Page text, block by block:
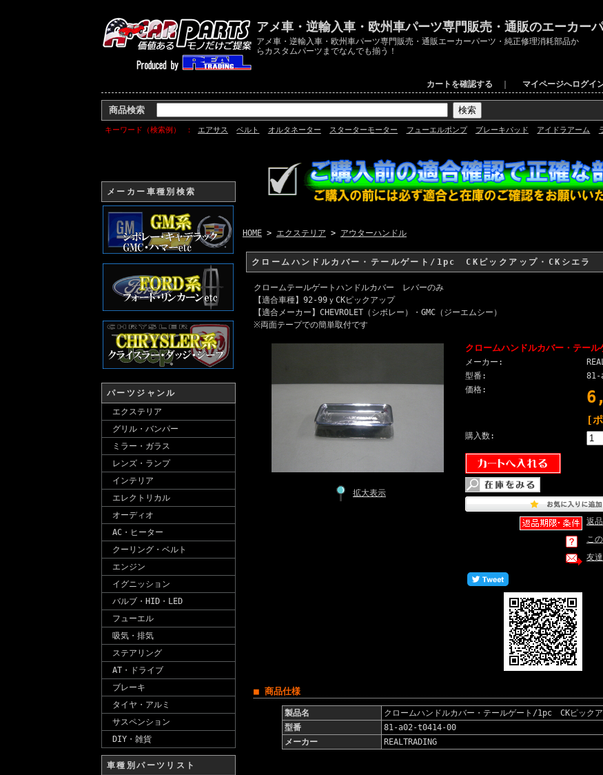
アメ車・逆輸入車・欧州車パーツ専門販売・通販のエーカー
アメ車・逆輸入車・欧州車パーツ専門販売・通販エーカーパーツ・純正修理消耗部品か
らカスタムパーツまでなんでも揃う！
カートを確認する マイページへログイ
商品検索
キーワード（検索例） エアサス ベルト オルタネーター スターターモーター フューエルポンプ ブレーキパッド アイドラアーム
メーカー車種別検索
パーツジャンル
エクステリア
グリル・バンパー
ミラー・ガラス
レンズ・ランプ
インテリア
エレクトリカル
オーディオ
AC・ヒーター
クーリング・ベルト
エンジン
イグニッション
バルブ・HID・LED
フューエル
吸気・排気
ステアリング
AT・ドライブ
ブレーキ
タイヤ・アルミ
サスペンション
DIY・雑貨
車種別パーツリスト
HOME > エクステリア > アウターハンドル
クロームハンドルカバー・テールゲート/1pc CKピックアップ・CKシエラ
クロームテールゲートハンドルカバー レバーのみ
【適合車種】92-99ｙCKピックアップ
【適合メーカー】CHEVROLET（シボレー）・GMC（ジーエムシー）
※両面テープでの簡単取付です
拡大表示
クロームハンドルカバー・テー
メーカー:
型番:
81-
価格:
[
購入数:
返
こ
友
■ 商品仕様
製品名
クロームハンドルカバー・テールゲート/1pc CKピックア
型番
81-a02-t0414-00
メーカー
REALTRADING